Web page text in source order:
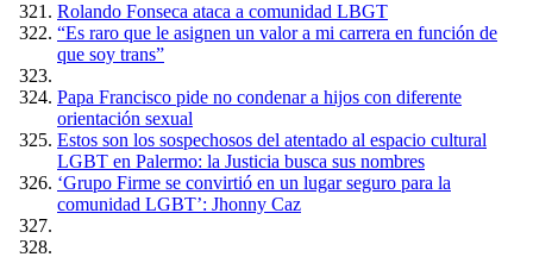
Rolando Fonseca ataca a comunidad LBGT
“Es raro que le asignen un valor a mi carrera en función de
que soy trans”
Papa Francisco pide no condenar a hijos con diferente
orientación sexual
Estos son los sospechosos del atentado al espacio cultural
LGBT en Palermo: la Justicia busca sus nombres
‘Grupo Firme se convirtió en un lugar seguro para la
comunidad LGBT’: Jhonny Caz